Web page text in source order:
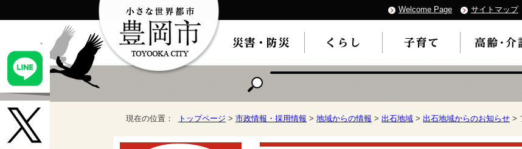
Welcome Page サイトマップ
現在の位置： トップページ > 市政情報・採用情報 > 地域からの情報 > 出石地域 > 出石地域からのお知らせ >